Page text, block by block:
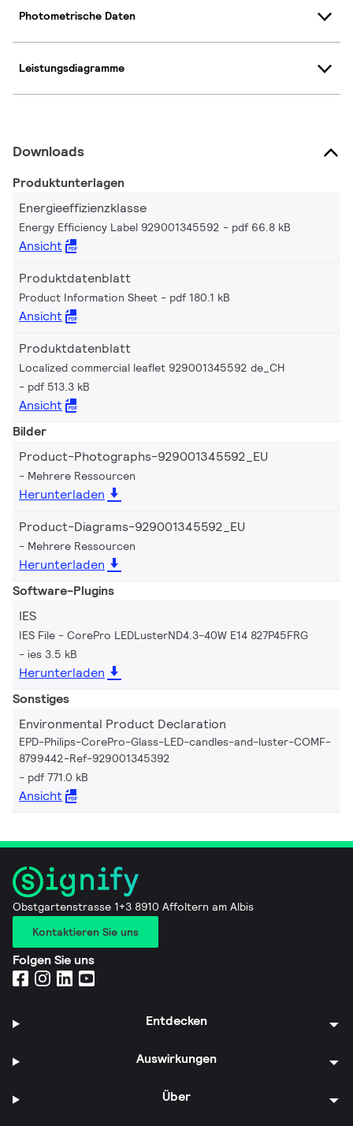
Photometrische Daten
Leistungsdiagramme
Downloads
Produktunterlagen
Energieeffizienzklasse
Energy Efficiency Label 929001345592 pdf 66.8 kB
Ansicht
Produktdatenblatt
Product Information Sheet pdf 180.1 kB
Ansicht
Produktdatenblatt
Localized commercial leaflet 929001345592 de_CH
pdf 513.3 kB
Ansicht
Bilder
Product-Photographs-929001345592_EU
Mehrere Ressourcen
Herunterladen
Product-Diagrams-929001345592_EU
Mehrere Ressourcen
Herunterladen
Software-Plugins
IES
IES File - CorePro LEDLusterND4.3-40W E14 827P45FRG
ies 3.5 kB
Herunterladen
Sonstiges
Environmental Product Declaration
EPD-Philips-CorePro-Glass-LED-candles-and-luster-COMF-
8799442-Ref-929001345392
pdf 771.0 kB
Ansicht
Obstgartenstrasse 1+3 8910 Affoltern am Albis
Kontaktieren Sie uns
Folgen Sie uns
Entdecken
Auswirkungen
Über